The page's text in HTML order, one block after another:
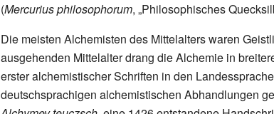
(Mercurius philosophorum, „Philosophisches
Die meisten Alchemisten des Mittelalters waren
ausgehenden Mittelalter drang die Alchemie in
erster alchemistischer Schriften in den
deutschsprachigen alchemistischen Abhandlungen